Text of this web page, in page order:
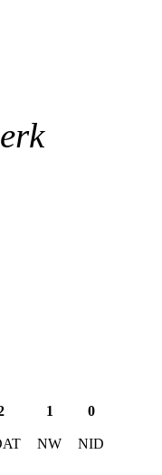
1 0
NW NID